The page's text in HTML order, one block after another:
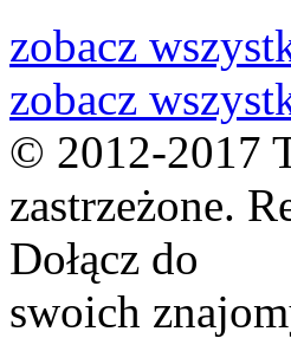
zobacz
zobacz
© 2012-2017
zastrzeżone.
Dołącz do
swoich